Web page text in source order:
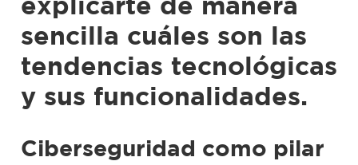
explicarte de manera
sencilla cuáles son las
tendencias tecnológicas
y sus funcionalidades.
Ciberseguridad como pilar